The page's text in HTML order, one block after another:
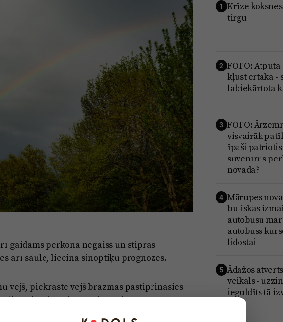
pērkona negaiss un stipras
arī saule, liecina sinoptiķu prognozes.
vējš, piekrastē vējš brāzmās pastiprināsies
iegriezīsies no rietumiem,
1 Krīze
tirgū
2 FOTO:
kļūst ērtāka -
labiekārtota
3 FOTO:
visvairāk
īpaši
suvenīrus
novadā?
4 Mārupes
būtiskas
autobusu
autobuss
lidostai
5 Ādažos
veikals -
ieguldīts tā